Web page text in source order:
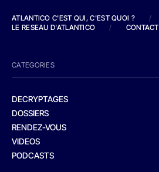
ATLANTICO C'EST QUI, C'EST QUOI ?
/
LE RESEAU D'ATLANTICO
/ CONTACT
CATEGORIES
DECRYPTAGES
DOSSIERS
RENDEZ-VOUS
VIDEOS
PODCASTS